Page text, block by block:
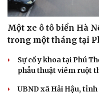
Một xe ô tô biển Hà
trong một tháng tại
Sự cố y khoa tại Phú
phẫu thuật viêm ruột
UBND xã Hải Hậu,